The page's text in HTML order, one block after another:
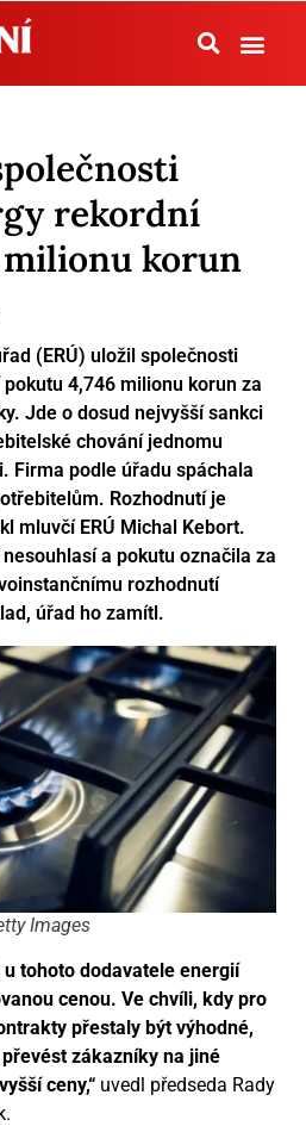
rekordní
milionu korun
(ERÚ) uložil společnosti
4,746 milionu korun za
Jde o dosud nejvyšší sankci
chování jednomu
Firma podle úřadu spáchala
Rozhodnutí je
mluvčí ERÚ Michal Kebort.
a pokutu označila za
rozhodnutí
úřad ho zamítl.
Images
tohoto dodavatele energií
cenou. Ve chvíli, kdy pro
přestaly být výhodné,
zákazníky na jiné
ceny,“ uvedl předseda Rady